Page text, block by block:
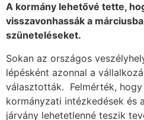
A kormány lehetővé tette,
visszavonhassák a
szüneteléseket.
Sokan az országos
lépésként azonnal a
választották. Felmérték,
kormányzati intézkedések és
járvány lehetetlenné teszik